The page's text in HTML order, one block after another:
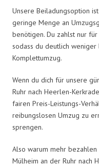
Unsere Beiladungsoption
geringe Menge an
benötigen. Du zahlst nur
sodass du deutlich
Komplettumzug.
Wenn du dich für unsere
Ruhr nach Heerlen-
fairen Preis-Leistungs-
reibungslosen Umzug zu
sprengen.
Also warum mehr
Mülheim an der Ruhr nach